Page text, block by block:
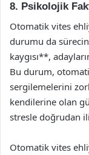
8. Psikolojik
Otomatik vites
durumu da
kaygısı**,
Bu durum,
sergilemelerini
kendilerine olan
stresle doğrudan
Otomatik vites